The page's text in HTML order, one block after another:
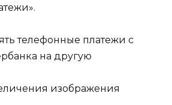
изображения